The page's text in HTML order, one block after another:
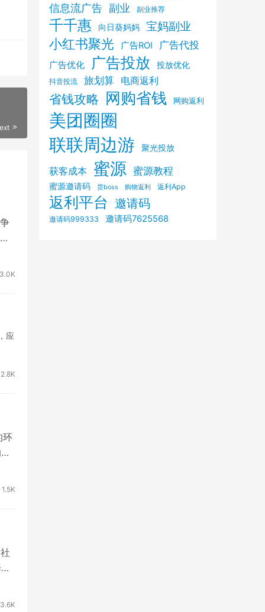
3.0K
应
2.8K
环
1.5K
3.6K
信息流广告 副业 副业推荐
千千惠 向日葵妈妈 宝妈副业
小红书聚光 广告ROI 广告代投
广告优化 广告投放 投放优化
抖音投流 旅划算 电商返利
省钱攻略 网购省钱 网购返利
美团圈圈
联联周边游
聚光投放
获客成本 蜜源 蜜源教程
蜜源邀请码 货boss 购物返利 返利App
返利平台 邀请码
邀请码999333 邀请码7625568